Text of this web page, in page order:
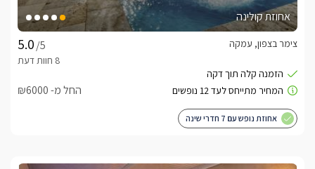
אחוזת קולינה
/5
צימר בצפון, עמקה
החל מ- ₪6000
אחוזת נופש עם 7 חדרי שינה